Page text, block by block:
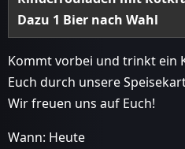
Dazu 1 Bier nach Wahl
Kommt vorbei und trinkt ein
Euch durch unsere
Wir freuen uns auf Euch!
Wann: Heute